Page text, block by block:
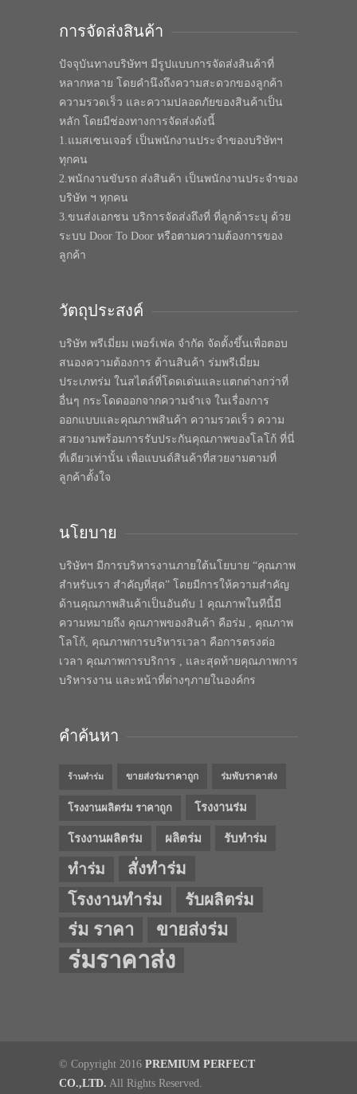
การจัดส่งสินค้า
ปัจจุบันทางบริษัทฯ มีรูปแบบการจัดส่งสินค้าที่
หลากหลาย โดยคำนึงถึงความสะดวกของลูกค้า
ความรวดเร็ว และความปลอดภัยของสินค้าเป็น
หลัก โดยมีช่องทางการจัดส่งดังนี้
1.แมสเซนเจอร์ เป็นพนักงานประจำของบริษัทฯ
ทุกคน
2.พนักงานขับรถ ส่งสินค้า เป็นพนักงานประจำของ
บริษัท ฯ ทุกคน
3.ขนส่งเอกชน บริการจัดส่งถึงที่ ที่ลูกค้าระบุ ด้วย
ระบบ Door To Door หรือตามความต้องการของ
ลูกค้า
วัตถุประสงค์
บริษัท พรีเมี่ยม เพอร์เฟค จำกัด จัดตั้งขึ้นเพื่อตอบ
สนองความต้องการ ด้านสินค้า ร่มพรีเมี่ยม
ประเภทร่ม ในสไตล์ที่โดดเด่นและแตกต่างกว่าที่
อื่นๆ กระโดดออกจากความจำเจ ในเรื่องการ
ออกแบบและคุณภาพสินค้า ความรวดเร็ว ความ
สวยงามพร้อมการรับประกันคุณภาพของโลโก้ ที่นี่
ที่เดียวเท่านั้น เพื่อแบนด์สินค้าที่สวยงามตามที่
ลูกค้าตั้งใจ
นโยบาย
บริษัทฯ มีการบริหารงานภายใต้นโยบาย “คุณภาพ
สำหรับเรา สำคัญที่สุด” โดยมีการให้ความสำคัญ
ด้านคุณภาพสินค้าเป็นอันดับ 1 คุณภาพในทีนี้มี
ความหมายถึง คุณภาพของสินค้า คือร่ม , คุณภาพ
โลโก้, คุณภาพการบริหารเวลา คือการตรงต่อ
เวลา คุณภาพการบริการ , และสุดท้ายคุณภาพการ
บริหารงาน และหน้าที่ต่างๆภายในองค์กร
คำค้นหา
ร้านทำร่ม ขายส่งร่มราคาถูก ร่มพับราคาส่ง
โรงงานผลิตร่ม ราคาถูก โรงงานร่ม
โรงงานผลิตร่ม ผลิตร่ม รับทำร่ม
ทำร่ม
สั่งทำร่ม
โรงงานทำร่ม
รับผลิตร่ม
ร่ม ราคา ขายส่งร่ม
ร่มราคาส่ง
© Copyright 2016 PREMIUM PERFECT
CO.,LTD. All Rights Reserved.